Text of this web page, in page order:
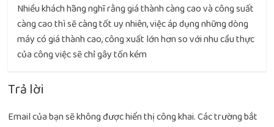
Nhiều khách hãng nghĩ rằng giá thành càng cao và công suất
càng cao thì sẽ càng tốt uy nhiên, việc áp dụng những dòng
máy có giá thành cao, công xuất lớn hơn so với nhu cầu thực
của công việc sẽ chỉ gây tốn kém
Trả lời
Email của bạn sẽ không được hiển thị công khai.Các trường bắt